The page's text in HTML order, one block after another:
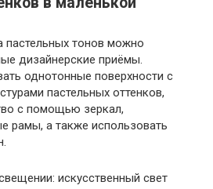
пастельных тонов можно
дизайнерские приёмы.
однотонные поверхности с
пастельных оттенков,
с помощью зеркал,
рамы, а также использовать
искусственный свет